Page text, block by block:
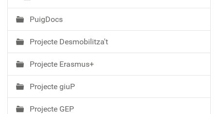
PuigDocs
Projecte Desmobilitza't
Projecte Erasmus+
Projecte giuP
Projecte GEP